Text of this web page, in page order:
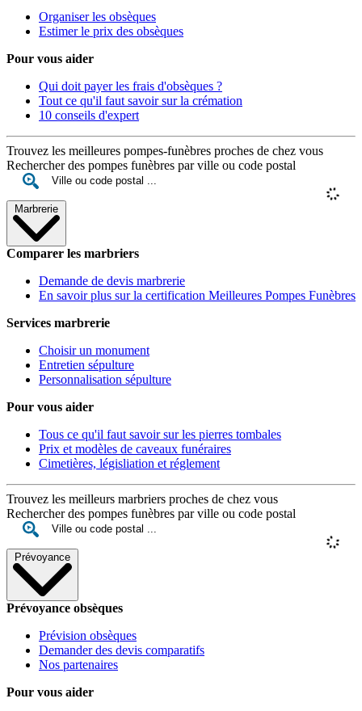
Organiser les obsèques
Estimer le prix des obsèques
Pour vous aider
Qui doit payer les frais d'obsèques ?
Tout ce qu'il faut savoir sur la crémation
10 conseils d'expert
Trouvez les meilleures pompes-funèbres proches de chez vous
Rechercher des pompes funèbres par ville ou code postal
Marbrerie
Comparer les marbriers
Demande de devis marbrerie
En savoir plus sur la certification Meilleures Pompes Funèbres
Services marbrerie
Choisir un monument
Entretien sépulture
Personnalisation sépulture
Pour vous aider
Tous ce qu'il faut savoir sur les pierres tombales
Prix et modèles de caveaux funéraires
Cimetières, législiation et réglement
Trouvez les meilleurs marbriers proches de chez vous
Rechercher des pompes funèbres par ville ou code postal
Prévoyance
Prévoyance obsèques
Prévision obsèques
Demander des devis comparatifs
Nos partenaires
Pour vous aider